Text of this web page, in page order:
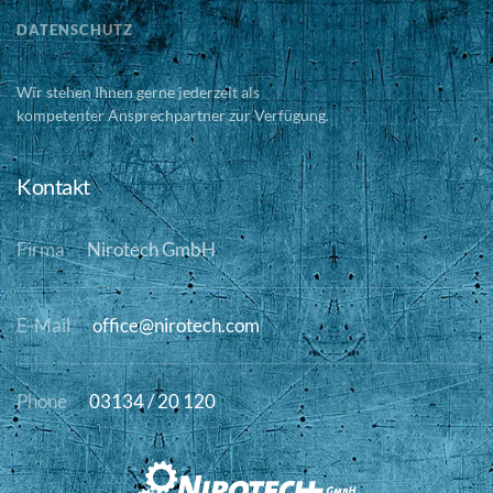
DATENSCHUTZ
Wir stehen Ihnen gerne jederzeit als
kompetenter Ansprechpartner zur Verfügung.
Kontakt
Firma Nirotech GmbH
E-Mail office@nirotech.com
Phone 03134 / 20 120